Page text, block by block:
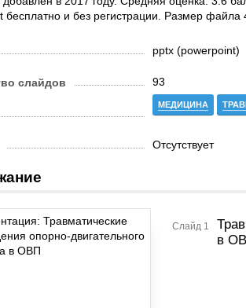
бесплатно и без регистрации. Размер файла
pptx (powerpoint)
слайдов 93
МЕДИЦИНА
Отсутствует
Слайд 1
в